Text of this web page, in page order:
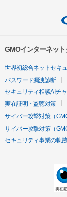
GMOインターネッ
世界初総合ネットセキ
パスワード漏洩診断
セキュリティ相談AIチ
実在証明・盗聴対策
サイバー攻撃対策（
サイバー攻撃対策（
セキュリティ事業の軌跡